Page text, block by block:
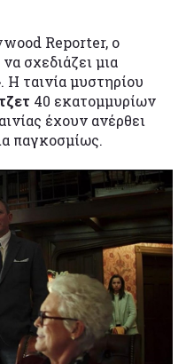
Reporter, ο
σχεδιάζει μια
Η ταινία μυστηρίου
40 εκατομμυρίων
έχουν ανέρθει
παγκοσμίως.